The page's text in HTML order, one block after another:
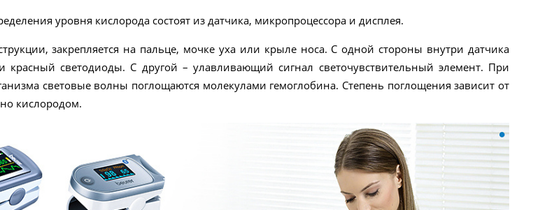
уровня кислорода состоят из датчика, микропроцессора и дисплея.
закрепляется на пальце, мочке уха или крыле носа. С одной стороны внутри датчика
светодиоды. С другой – улавливающий сигнал светочувствительный элемент. При
световые волны поглощаются молекулами гемоглобина. Степень поглощения зависит от
кислородом.